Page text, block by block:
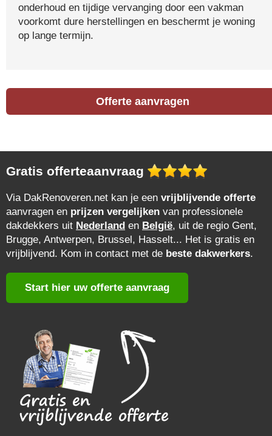
onderhoud en tijdige vervanging door een vakman
voorkomt dure herstellingen en beschermt je woning
op lange termijn.
Offerte aanvragen
Gratis offerteaanvraag
Via DakRenoveren.net kan je een vrijblijvende offerte
aanvragen en prijzen vergelijken van professionele
dakdekkers uit Nederland en België, uit de regio Gent,
Brugge, Antwerpen, Brussel, Hasselt... Het is gratis en
vrijblijvend. Kom in contact met de beste dakwerkers.
Start hier uw offerte aanvraag